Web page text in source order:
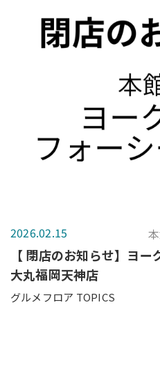
2026.02.15
【 閉店のお知らせ】ヨ
大丸福岡天神店
グルメフロア TOPICS